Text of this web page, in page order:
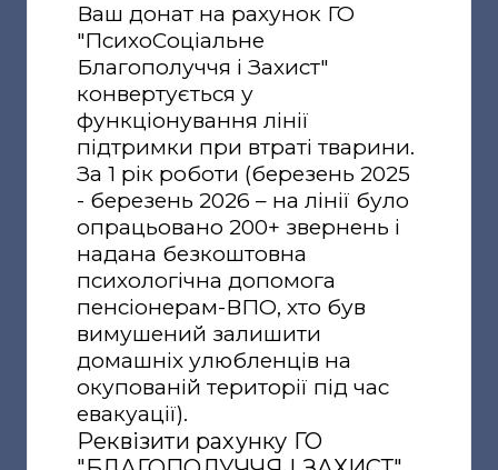
Ваш донат на рахунок ГО
"ПсихоСоціальне
Благополуччя і Захист"
конвертується у
функціонування лінії
підтримки при втраті тварини.
За 1 рік роботи (березень 2025
- березень 2026 – на лінії було
опрацьовано 200+ звернень і
надана безкоштовна
психологічна допомога
пенсіонерам-ВПО, хто був
вимушений залишити
домашніх улюбленців на
окупованій території під час
евакуації).
Реквізити рахунку ГО